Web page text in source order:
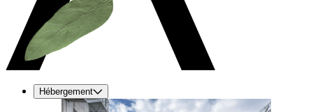
Hébergement